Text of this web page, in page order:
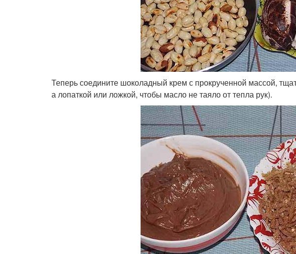
Теперь соедините шоколадный крем с прокрученной массой,
а лопаткой или ложкой, чтобы масло не таяло от тепла рук).